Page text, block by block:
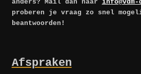
anders? Mail dan naar
proberen je vraag zo snel
beantwoorden!
Afspraken